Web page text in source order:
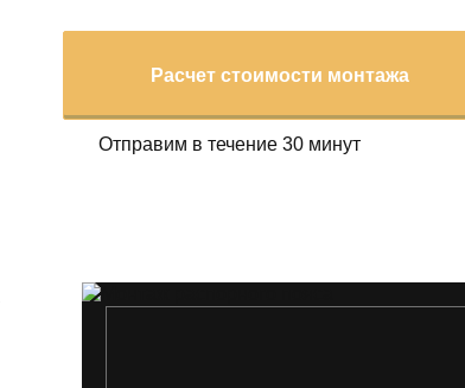
Расчет стоимости монтажа
Отправим в течение 30 минут